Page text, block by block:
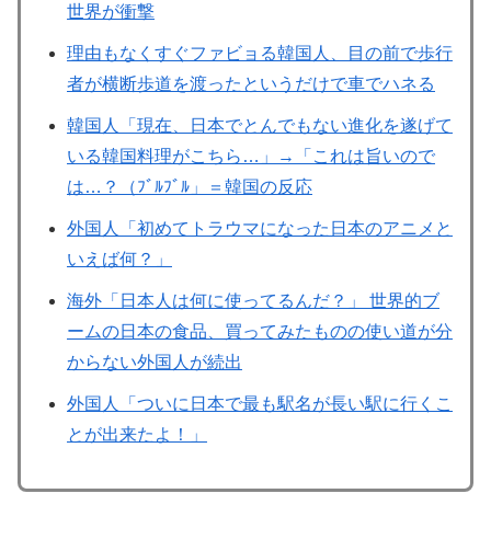
世界が衝撃
理由もなくすぐファビョる韓国人、目の前で歩行
者が横断歩道を渡ったというだけで車でハネる
韓国人「現在、日本でとんでもない進化を遂げて
いる韓国料理がこちら…」→「これは旨いので
は…？（ﾌﾞﾙﾌﾞﾙ」＝韓国の反応
外国人「初めてトラウマになった日本のアニメと
いえば何？」
海外「日本人は何に使ってるんだ？」 世界的ブ
ームの日本の食品、買ってみたものの使い道が分
からない外国人が続出
外国人「ついに日本で最も駅名が長い駅に行くこ
とが出来たよ！」